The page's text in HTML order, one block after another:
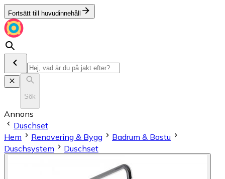
Fortsätt till huvudinnehåll
Sök
Annons
Duschset
Hem
Renovering & Bygg
Badrum & Bastu
Duschsystem
Duschset